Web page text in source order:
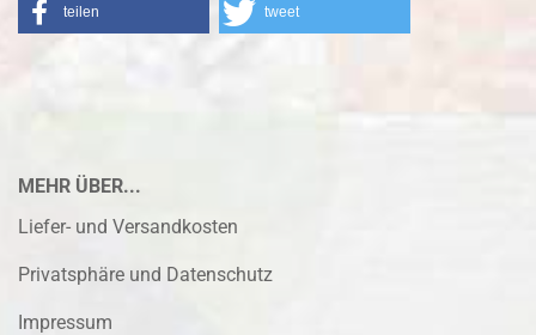
teilen tweet
MEHR ÜBER...
Liefer- und Versandkosten
Privatsphäre und Datenschutz
Impressum